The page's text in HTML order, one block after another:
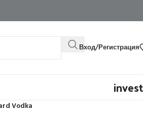
Вход/Регистрация
Vodka